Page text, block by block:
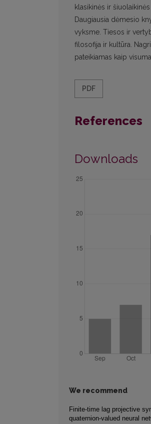
klasikinės ir
Daugiausia dėmesio
vyksme. Tiesos ir
filosofija ir kultūra.
pateikiamas kaip
PDF
References
Downloads
We recommend
Finite-time lag projective
quaternion-valued neural